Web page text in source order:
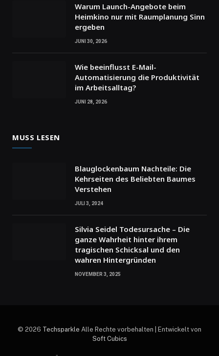
Warum Launch-Angebote beim
Heimkino nur mit Raumplanung Sinn
ergeben
JUNI 30, 2026
Wie beeinflusst E-Mail-
Automatisierung die Produktivität
im Arbeitsalltag?
JUNI 28, 2026
MUSS LESEN
Blauglockenbaum Nachteile: Die
Kehrseiten des Beliebten Baumes
Verstehen
JULI 3, 2024
Silvia Seidel Todesursache – Die
ganze Wahrheit hinter ihrem
tragischen Schicksal und den
wahren Hintergründen
NOVEMBER 3, 2025
© 2026 Techsparkle Alle Rechte vorbehalten | Entwickelt von
Soft Cubics